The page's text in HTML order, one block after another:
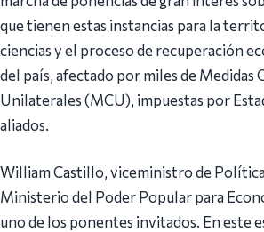
que tienen estas instancias para la
ciencias y el proceso de recuperación
del país, afectado por miles de Medidas
Unilaterales (MCU), impuestas por
aliados.
William Castillo, viceministro de
Ministerio del Poder Popular para
uno de los ponentes invitados. En este